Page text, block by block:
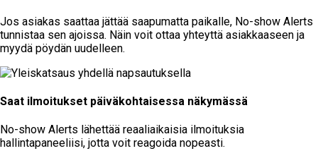
Jos asiakas saattaa jättää saapumatta paikalle, No-show Alerts
tunnistaa sen ajoissa. Näin voit ottaa yhteyttä asiakkaaseen ja
myydä pöydän uudelleen.
Saat ilmoitukset päiväkohtaisessa näkymässä
No-show Alerts lähettää reaaliaikaisia ilmoituksia
hallintapaneeliisi, jotta voit reagoida nopeasti.